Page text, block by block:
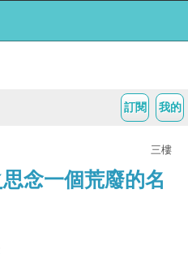
我的
訂閱
三樓
念一個荒廢的名